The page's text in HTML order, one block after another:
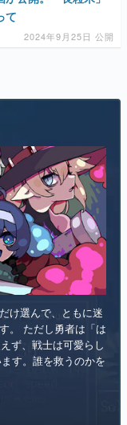
て
2024年9月25日 公開
け選んで、ともに迷
。 ただし勇者は「は
ず、戦士は可愛らし
す。誰を救うのかを